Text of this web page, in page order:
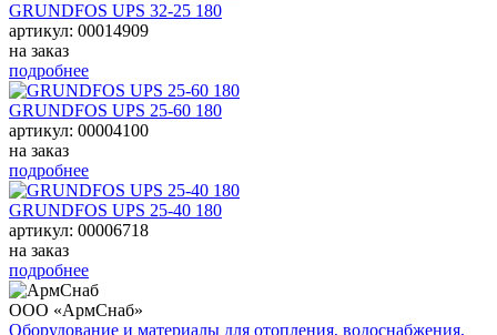
GRUNDFOS UPS 32-25 180
артикул: 00014909
на заказ
подробнее
GRUNDFOS UPS 25-60 180
артикул: 00004100
на заказ
подробнее
GRUNDFOS UPS 25-40 180
артикул: 00006718
на заказ
подробнее
ООО «АрмСнаб»
Оборудование и материалы для отопления, водоснабжения,